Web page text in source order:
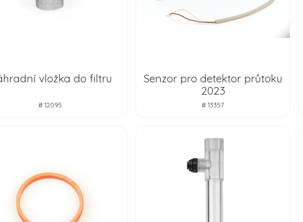
vložka do filtru
# 12095
Senzor pro detektor průtoku
2023
# 13357